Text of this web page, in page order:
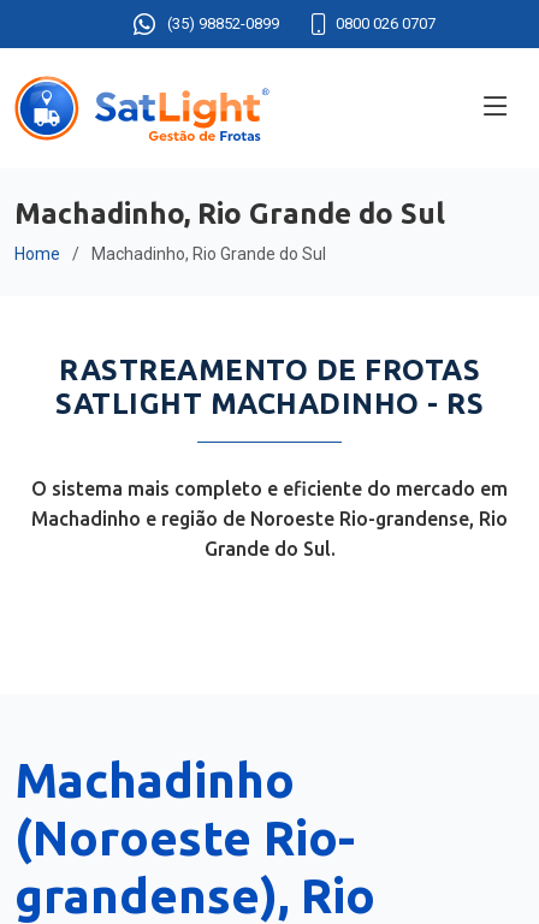
(35) 98852-0899 0800 026 0707
Machadinho, Rio Grande do Sul
Home Machadinho, Rio Grande do Sul
RASTREAMENTO DE FROTAS
SATLIGHT MACHADINHO - RS
O sistema mais completo e eficiente do mercado em
Machadinho e região de Noroeste Rio-grandense, Rio
Grande do Sul.
Machadinho
(Noroeste Rio-
grandense), Rio